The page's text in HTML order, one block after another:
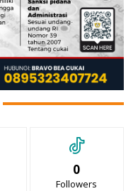
0
Followers